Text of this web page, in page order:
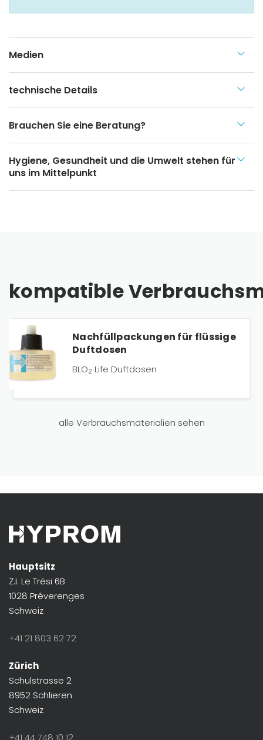
Medien
technische Details
Brauchen Sie eine Beratung?
Hygiene, Gesundheit und die Umwelt stehen für
uns im Mittelpunkt
kompatible
Nachfüllpackungen für flüssige
Duftdosen
BLO2 Life Duftdosen
alle Verbrauchsmaterialien sehen
Hauptsitz
Z.I. Le Trési 6B
1028 Préverenges
Schweiz
+41 21 803 62 72
Zürich
Schulstrasse 2
8952 Schlieren
Schweiz
+41 44 748 10 12